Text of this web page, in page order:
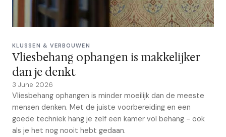
KLUSSEN & VERBOUWEN
Vliesbehang ophangen is makkelijker
dan je denkt
3 June 2026
Vliesbehang ophangen is minder moeilijk dan de meeste
mensen denken. Met de juiste voorbereiding en een
goede techniek hang je zelf een kamer vol behang - ook
als je het nog nooit hebt gedaan.